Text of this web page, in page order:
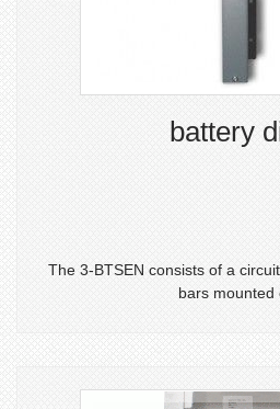
battery
The 3-BTSEN consists of a
bars mounted